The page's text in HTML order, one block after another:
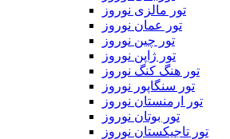
تور مالزی نوروز
تور عمان نوروز
تور چین نوروز
تور ژاپن نوروز
تور هنگ کنگ نوروز
تور سنگاپور نوروز
تور ارمنستان نوروز
تور بوتان نوروز
تور تاجیکستان نوروز